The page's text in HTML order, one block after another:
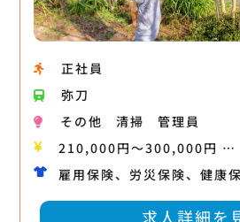
正社員
弥刀
その他
清掃
管理員
210,000円〜300,000円 …
雇用保険、労災保険、健康
求人詳細を